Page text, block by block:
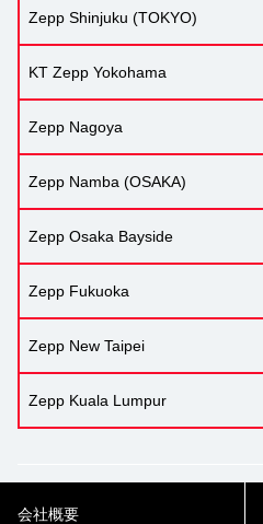
Zepp Shinjuku (TOKYO)
KT Zepp Yokohama
Zepp Nagoya
Zepp Namba (OSAKA)
Zepp Osaka Bayside
Zepp Fukuoka
Zepp New Taipei
Zepp Kuala Lumpur
会社概要